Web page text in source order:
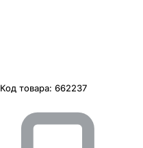
Код товара: 662237